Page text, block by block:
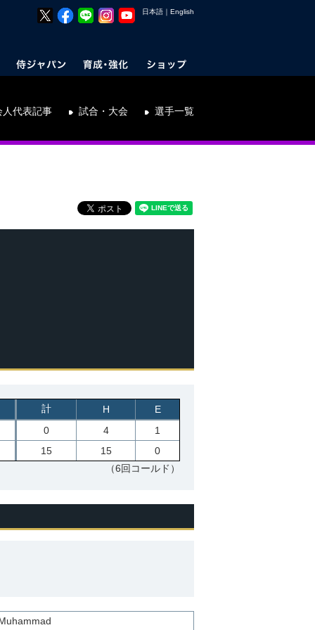
日本語 ｜ English
人代表記事 試合・大会 選手一覧
計 H
E
0 4
1
15 15
0
（6回コールド）